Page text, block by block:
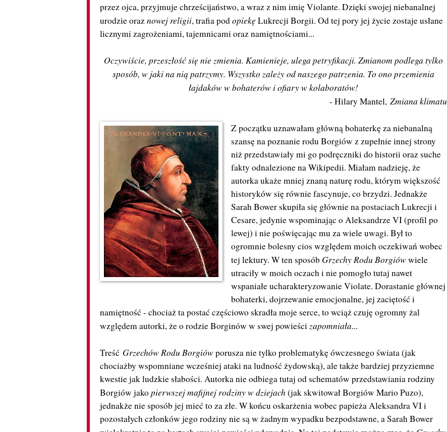
przez ojca, przyjmuje chrześcijaństwo, a wraz z nim imię Violante. Dzięki swojej niebanalnej
urodzie oraznowej religii, trafia podopiekę Lukrecji Borgii. Od tej pory jej życie zostaje usłane
licznymi zagrożeniami, tajemnicami oraz namiętnościami...
Oczywiście, przeszłość się nie zmienia. Kamienieje, ulega petryfikacji. Zmianom podlega tylko
sposób, w jaki na nią patrzymy. Wszystko zależy od naszego patrzenia. To ono przemienia
łajdaków w bohaterów i ofiary w kolaboratów!
- Hilary Mantel, Zmiana klimatu
Z początku uznawałam główną bohaterkę za niebanalną
szansę na poznanie rodu Borgiów z zupełnie innej strony
niż przedstawiały mi go podręczniki do historii oraz suche
fakty odnalezione na Wikipedii. Miałam nadzieję, że
autorka ukaże mniej znaną naturę rodu, którym większość
historyków się równie fascynuje, co brzydzi. Jednakże
Sarah Bower skupiła się głównie na postaciach Lukrecji i
Cesare, jedynie wspominając o Aleksandrze VI (profil po
lewej) i nie poświęcając mu za wiele uwagi. Był to
ogromnie bolesny cios względem moich oczekiwań wobec
tej lektury. W ten sposób Grzechy Rodu Borgiówwiele
utraciły w moich oczach i nie pomogło tutaj nawet
wspaniałe ucharakteryzowanie Violate. Dorastanie głównej
bohaterki, dojrzewanie emocjonalne, jej zaciętość i
namiętność - chociaż ta postać częściowo skradła moje serce, to wciąż czuję ogromny żal
względem autorki, że o rodzie Borginów w swej powieści zapomniała...
Treść Grzechów Rodu Borgiówporusza nie tylko problematykę ówczesnego świata (jak
chociażby wspomniane wcześniej ataki na ludność żydowską), ale także bardziej przyziemne
kwestie jak ludzkie słabości. Autorka nie odbiega tutaj od schematów przedstawiania rodziny
Borgiów jako pierwszej mafijnej rodziny w dziejach (jak skwitował Borgiów Mario Puzo),
jednakże nie sposób jej mieć to za złe. W końcu oskarżenia wobec papieża Aleksandra VI i
pozostałych członków jego rodziny nie są w żadnym wypadku bezpodstawne, a Sarah Bower